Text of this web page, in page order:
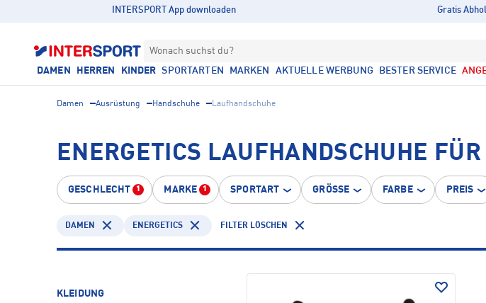
INTERSPORT App downloaden Gratis
Wonach suchst du?
DAMEN HERREN KINDER SPORTARTEN MARKEN AKTUELLE WERBUNG BESTER SERVICE
Damen Ausrüstung Handschuhe Laufhandschuhe
ENERGETICS LAUFHANDSCHUHE
GESCHLECHT 1 MARKE 1 SPORTART GRÖSSE FARBE PREIS
DAMEN ENERGETICS FILTER LÖSCHEN
KLEIDUNG